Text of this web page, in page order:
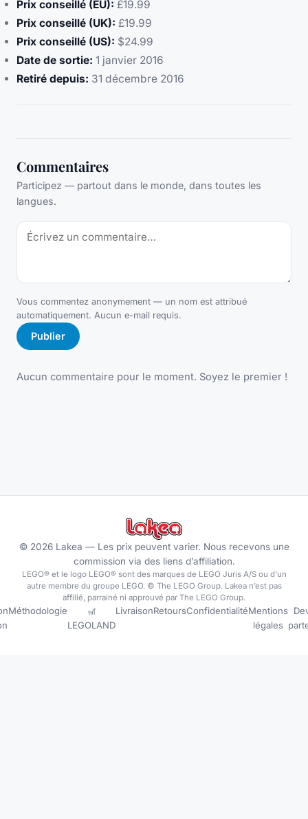
Prix conseillé (EU): £19.99
Prix conseillé (UK): £19.99
Prix conseillé (US): $24.99
Date de sortie: 1 janvier 2016
Retiré depuis: 31 décembre 2016
Commentaires
Participez — partout dans le monde, dans toutes les
langues.
Vous commentez anonymement — un nom est attribué
automatiquement. Aucun e-mail requis.
Publier
Aucun commentaire pour le moment. Soyez le premier !
© 2026Lakea — Les prix peuvent varier. Nous recevons une
commission via des liens d’affiliation.
LEGO® et le logo LEGO® sont des marques de LEGO Juris A/S ou d’un
autre membre du groupe LEGO. © The LEGO Group. Lakea n’est pas
affilié, parrainé ni approuvé par The LEGO Group.
Méthodologie
🎢
LEGOLAND
LivraisonRetoursConfidentialitéMentions
légales